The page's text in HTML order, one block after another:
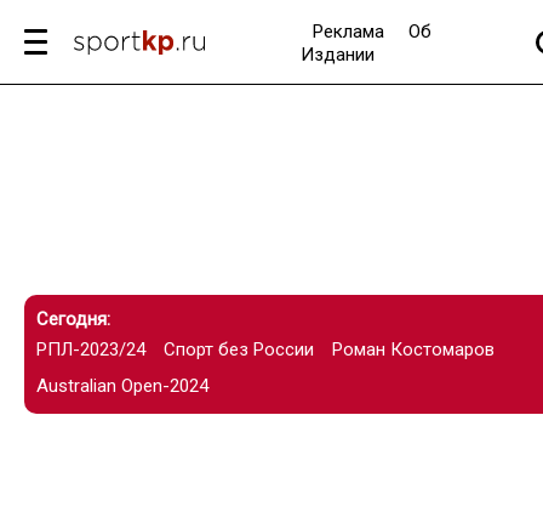
Реклама
Об
Издании
Сегодня:
РПЛ-2023/24
Спорт без России
Роман Костомаров
Australian Open-2024